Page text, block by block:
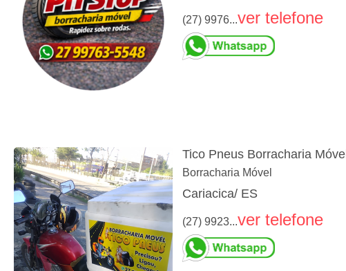
(27) 9976...ver telefone
Tico Pneus Borracharia Móvel
Borracharia Móvel
Cariacica/ ES
(27) 9923...ver telefone